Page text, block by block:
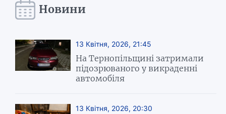
Новини
13 Квітня, 2026, 21:45
На Тернопільщині затримали
підозрюваного у викраденні
автомобіля
13 Квітня, 2026, 20:30